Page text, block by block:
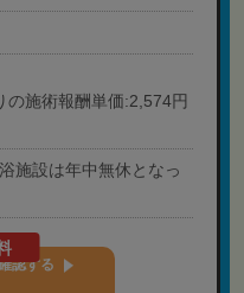
施術報酬単価:2,574円
施設は年中無休となっ
認する